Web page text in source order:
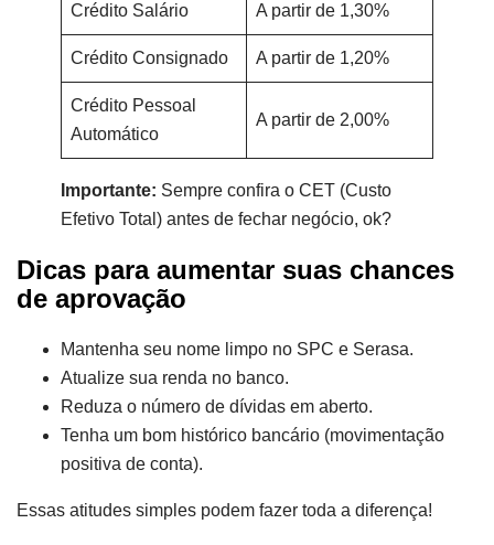
Crédito Salário A partir de 1,30%
Crédito Consignado A partir de 1,20%
Crédito Pessoal
Automático
A partir de 2,00%
Importante: Sempre confira o CET (Custo
Efetivo Total) antes de fechar negócio, ok?
Dicas para aumentar suas chances
de aprovação
Mantenha seu nome limpo no SPC e Serasa.
Atualize sua renda no banco.
Reduza o número de dívidas em aberto.
Tenha um bom histórico bancário (movimentação
positiva de conta).
Essas atitudes simples podem fazer toda a diferença!